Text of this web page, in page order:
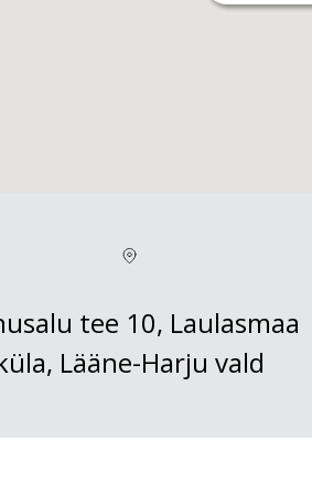
tee 10, Laulasmaa
Lääne-Harju vald